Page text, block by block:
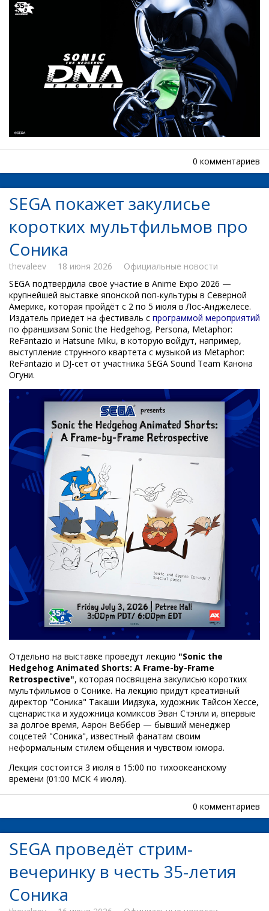
0 комментариев
SEGA покажет закулисье
коротких мультфильмов про
Соника
thevaleev 18 июня 2026
Официальные новости
SEGA подтвердила своё участие в Anime Expo 2026 —
крупнейшей выставке японской поп-культуры в Северной
Америке, которая пройдёт с 2 по 5 июля в Лос-Анджелесе.
Издатель приедет на фестиваль с программой мероприятий
по франшизам Sonic the Hedgehog, Persona, Metaphor:
ReFantazio и Hatsune Miku, в которую войдут, например,
выступление струнного квартета с музыкой из Metaphor:
ReFantazio и DJ-сет от участника SEGA Sound Team Канона
Огуни.
Отдельно на выставке проведут лекцию "Sonic the
Hedgehog Animated Shorts: A Frame-by-Frame
Retrospective", которая посвящена закулисью коротких
мультфильмов о Сонике. На лекцию придут креативный
директор "Соника" Такаши Иидзука, художник Тайсон Хессе,
сценаристка и художница комиксов Эван Стэнли и, впервые
за долгое время, Аарон Веббер — бывший менеджер
соцсетей "Соника", известный фанатам своим
неформальным стилем общения и чувством юмора.
Лекция состоится 3 июля в 15:00 по тихоокеанскому
времени (01:00 МСК 4 июля).
0 комментариев
SEGA проведёт стрим-
вечеринку в честь 35-летия
Соника